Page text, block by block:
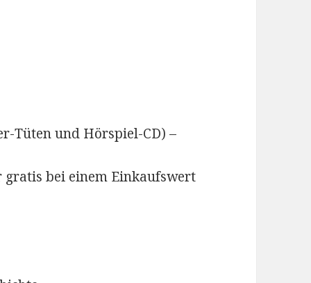
Tüten und Hörspiel-CD) –
gratis bei einem Einkaufswert